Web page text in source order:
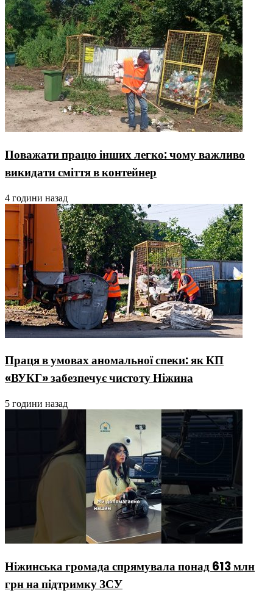
Поважати працю інших легко: чому важливо
викидати сміття в контейнер
4 години назад
Праця в умовах аномальної спеки: як КП
«ВУКГ» забезпечує чистоту Ніжина
5 години назад
Ніжинська громада спрямувала понад 613 млн
грн на підтримку ЗСУ